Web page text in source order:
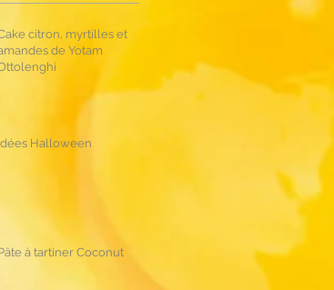
citron, myrtilles et
de Yotam
Halloween
à tartiner Coconut